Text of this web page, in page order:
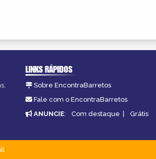
LINKS RÁPIDOS
Sobre EncontraBarretos
Fale com o EncontraBarretos
ANUNCIE: Com destaque | Grátis